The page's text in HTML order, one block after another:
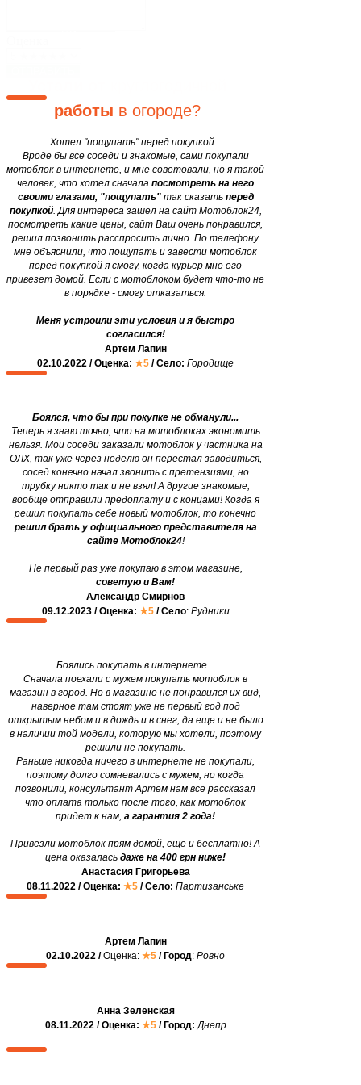
Хотел "пощупать" перед покупкой...
Вроде бы все соседи и знакомые, сами покупали
мотоблок в интернете, и мне советовали, но я такой
человек, что хотел сначала посмотреть на него
своими глазами, "пощупать"так сказать перед
покупкой. Для интереса зашел на сайт Мотоблок24,
посмотреть какие цены, сайт Ваш очень понравился,
решил позвонить расспросить лично. По телефону
мне объяснили, что пощупать и завести мотоблок
перед покупкой я смогу, когда курьер мне его
привезет домой. Если с мотоблоком будет что-то не
в порядке - смогу отказаться.
Меня устроили эти условия и я быстро
согласился!
Артем Лапин
02.10.2022 / Оценка: ★5 / Село: Городище
Боялся, что бы при покупке не обманули...
Теперь я знаю точно, что на мотоблоках экономить
нельзя. Мои соседи заказали мотоблок у частника на
ОЛХ, так уже через неделю он перестал заводиться,
сосед конечно начал звонить с претензиями, но
трубку никто так и не взял! А другие знакомые,
вообще отправили предоплату и с концами! Когда я
решил покупать себе новый мотоблок, то конечно
решил брать у официального представителя на
сайте Мотоблок24!
Не первый раз уже покупаю в этом магазине,
советую и Вам!
Александр Смирнов
09.12.2023 / Оценка: ★5 / Село: Рудники
Боялись покупать в интернете...
Сначала поехали с мужем покупать мотоблок в
магазин в город. Но в магазине не понравился их вид,
наверное там стоят уже не первый год под
открытым небом и в дождь и в снег, да еще и не было
в наличии той модели, которую мы хотели, поэтому
решили не покупать.
Раньше никогда ничего в интернете не покупали,
поэтому долго сомневались с мужем, но когда
позвонили, консультант Артем нам все рассказал
что оплата только после того, как мотоблок
придет к нам, а гарантия 2 года!
Привезли мотоблок прям домой, еще и бесплатно! А
цена оказалась даже на 400 грн ниже!
Анастасия Григорьева
08.11.2022 / Оценка: ★5 / Село: Партизанське
Артем Лапин
02.10.2022 /Оценка: ★5 / Город: Ровно
Анна Зеленская
08.11.2022 / Оценка: ★5 / Город: Днепр
работы в огороде?